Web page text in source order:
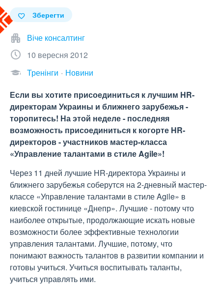
Зберегти
Віче консалтинг
10 вересня 2012
Тренінги
Новини
Если вы хотите присоединиться к лучшим HR-
директорам Украины и ближнего зарубежья -
торопитесь! На этой неделе - последняя
возможность присоединиться к когорте HR-
директоров - участников мастер-класса
«Управление талантами в стиле Agile»!
Через 11 дней лучшие HR-директора Украины и
ближнего зарубежья соберутся на 2-дневный мастер-
классе «Управление талантами в стиле Agile» в
киевской гостинице «Днепр». Лучшие - потому что
наиболее открытые, продолжающие искать новые
возможности более эффективные технологии
управления талантами. Лучшие, потому, что
понимают важность талантов в развитии компании и
готовы учиться. Учиться воспитывать таланты,
учиться управлять ими.